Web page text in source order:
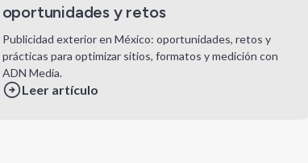
oportunidades y retos
Publicidad exterior en México: oportunidades, retos y
prácticas para optimizar sitios, formatos y medición con
ADN Media.
Leer artículo